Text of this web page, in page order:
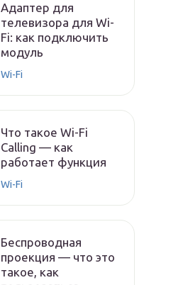
Адаптер для
телевизора для Wi-
Fi: как подключить
модуль
Wi-Fi
Что такое Wi-Fi
Calling — как
работает функция
Wi-Fi
Беспроводная
проекция — что это
такое, как